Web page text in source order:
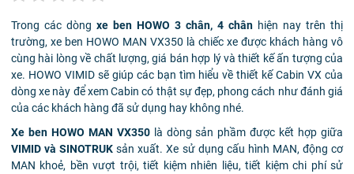
Trong các dòng xe ben HOWO 3 chân, 4 chân hiện nay trên thị
trường, xe ben HOWO MAN VX350 là chiếc xe được khách hàng vô
cùng hài lòng về chất lượng, giá bán hợp lý và thiết kế ấn tượng của
xe. HOWO VIMID sẽ giúp các bạn tìm hiểu về thiết kế Cabin VX của
dòng xe này để xem Cabin có thật sự đẹp, phong cách như đánh giá
của các khách hàng đã sử dụng hay không nhé.
Xe ben HOWO MAN VX350là dòng sản phầm được kết hợp giữa
VIMID và SINOTRUK sản xuất. Xe sử dụng cấu hình MAN, động cơ
MAN khoẻ, bền vượt trội, tiết kiệm nhiên liệu, tiết kiệm chi phí sử